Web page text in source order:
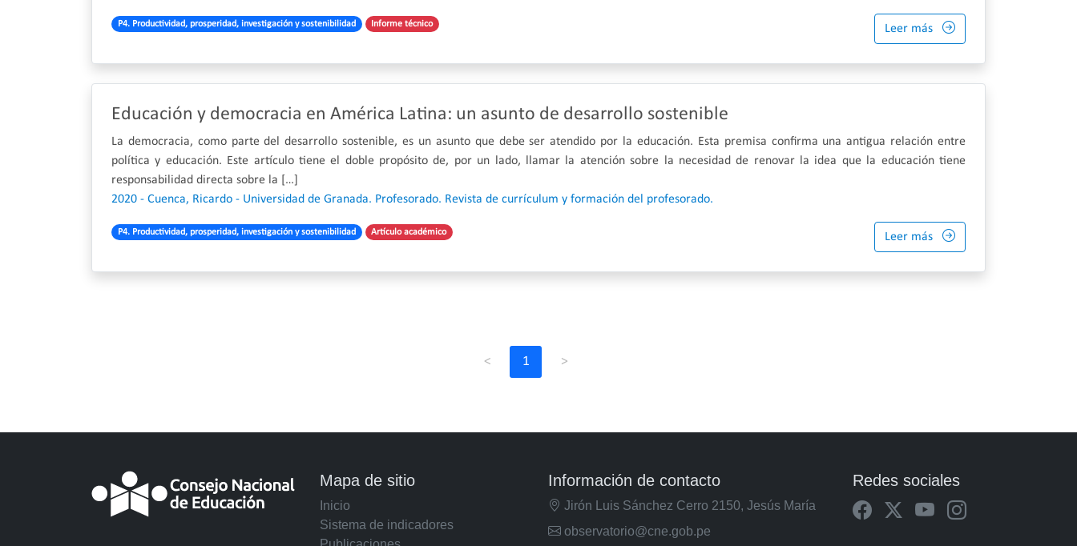
P4. Productividad, prosperidad, investigación y sostenibilidad Informe técnico Leer más
Educación y democracia en América Latina: un asunto de desarrollo sostenible
La democracia, como parte del desarrollo sostenible, es un asunto que debe ser atendido por la educación. Esta premisa confirma una antigua relación entre
política y educación. Este artículo tiene el doble propósito de, por un lado, llamar la atención sobre la necesidad de renovar la idea que la educación tiene
responsabilidad directa sobre la […]
2020 - Cuenca, Ricardo - Universidad de Granada. Profesorado. Revista de currículum y formación del profesorado.
P4. Productividad, prosperidad, investigación y sostenibilidad Artículo académico Leer más
< 1 >
Mapa de sitio
Inicio
Sistema de indicadores
Información de contacto
Jirón Luis Sánchez Cerro 2150, Jesús María
observatorio@cne.gob.pe
Redes sociales